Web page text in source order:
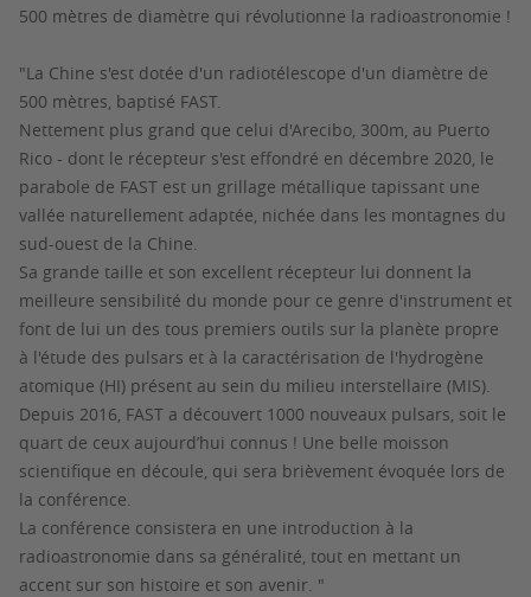
500 mètres de diamètre qui révolutionne la radioastronomie !
"La Chine s'est dotée d'un radiotélescope d'un diamètre de
500 mètres, baptisé FAST.
Nettement plus grand que celui d'Arecibo, 300m, au Puerto
Rico - dont le récepteur s'est effondré en décembre 2020, le
parabole de FAST est un grillage métallique tapissant une
vallée naturellement adaptée, nichée dans les montagnes du
sud-ouest de la Chine.
Sa grande taille et son excellent récepteur lui donnent la
meilleure sensibilité du monde pour ce genre d'instrument et
font de lui un des tous premiers outils sur la planète propre
à l'étude des pulsars et à la caractérisation de l'hydrogène
atomique (HI) présent au sein du milieu interstellaire (MIS).
Depuis 2016, FAST a découvert 1000 nouveaux pulsars, soit le
quart de ceux aujourd’hui connus ! Une belle moisson
scientifique en découle, qui sera brièvement évoquée lors de
la conférence.
La conférence consistera en une introduction à la
radioastronomie dans sa généralité, tout en mettant un
accent sur son histoire et son avenir. "